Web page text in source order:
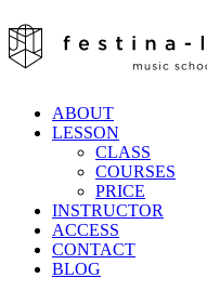
ABOUT
LESSON
CLASS
COURSES
PRICE
INSTRUCTOR
ACCESS
CONTACT
BLOG